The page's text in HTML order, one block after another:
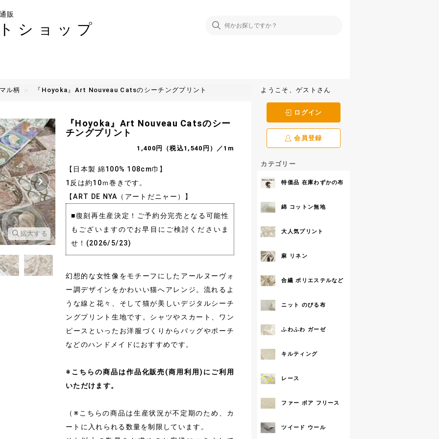
販
ショップ
ル柄 『Hoyoka』Art Nouveau Catsのシーチングプリント
拡大する 拡大する
『Hoyoka』Art Nouveau Catsのシー
チングプリント
1,400円（税込1,540円）／1m
【日本製 綿100% 108cm巾】
1反は約10ｍ巻きです。
【ART DE NYA（アートだニャー）】
■復刻再生産決定！ご予約分完売となる可能性
もございますのでお早目にご検討くださいま
せ！(2026/5/23)
幻想的な女性像をモチーフにしたアールヌーヴォ
ー調デザインをかわいい猫へアレンジ。流れるよ
うな線と花々、そして猫が美しいデジタルシーチ
ングプリント生地です。シャツやスカート、ワン
ピースといったお洋服づくりからバッグやポーチ
などのハンドメイドにおすすめです。
※こちらの商品は作品化販売(商用利用)にご利用
いただけます。
（※こちらの商品は生産状況が不定期のため、カ
ートに入れられる数量を制限しています。
ようこそ、ゲストさん
ログイン
会員登録
カテゴリー
特価品 在庫わずかの布
綿 コットン無地
大人気プリント
麻 リネン
合繊 ポリエステルなど
ニット のびる布
ふわふわ ガーゼ
キルティング
レース
ファー ボア フリース
ツイード ウール